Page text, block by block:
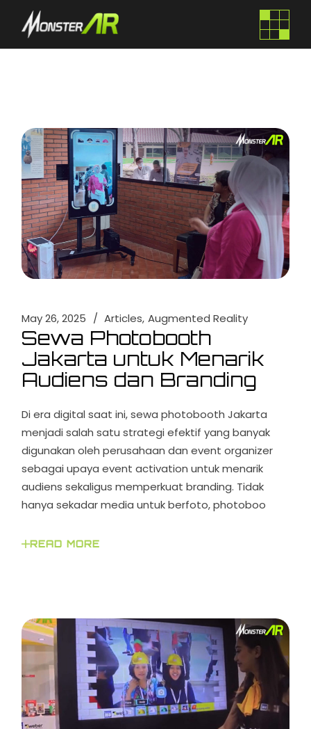
May 26, 2025 Articles Augmented Reality
Sewa Photobooth
Jakarta untuk Menarik
Audiens dan Branding
Di era digital saat ini, sewa photobooth Jakarta
menjadi salah satu strategi efektif yang banyak
digunakan oleh perusahaan dan event organizer
sebagai upaya event activation untuk menarik
audiens sekaligus memperkuat branding. Tidak
hanya sekadar media untuk berfoto, photoboo
READ MORE